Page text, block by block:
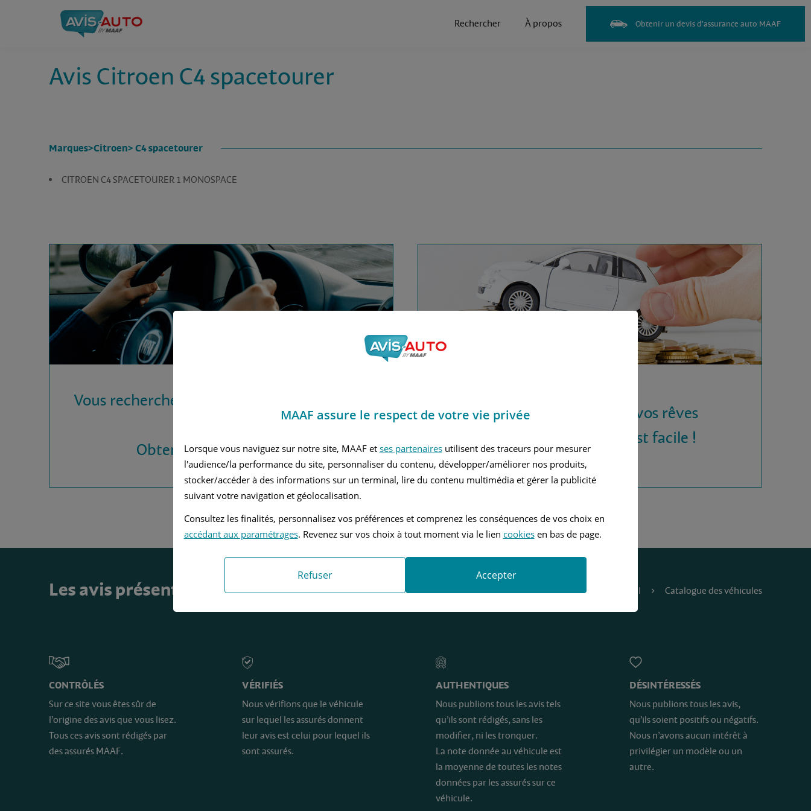
Rechercher À propos Obtenir un devis d'assurance auto MAAF
Avis Citroen C4 spacetourer
Marques>Citroen> C4 spacetourer
CITROEN C4 SPACETOURER 1 MONOSPACE
Vous recherchez une assurance automobile
Obtenez vos devis MAAF
Financez la voiture de vos rêves
Avec le crédit auto, c'est facile !
Les avis présents sur ce site sont… Accueil Catalogue des véhicules
CONTRÔLÉS
Sur ce site vous êtes sûr de
l’origine des avis que vous lisez.
Tous ces avis sont rédigés par
des assurés MAAF.
VÉRIFIÉS
Nous vérifions que le véhicule
sur lequel les assurés donnent
leur avis est celui pour lequel ils
sont assurés.
AUTHENTIQUES
Nous publions tous les avis tels
qu’ils sont rédigés, sans les
modifier, ni les tronquer.
La note donnée au véhicule est
la moyenne de toutes les notes
données par les assurés sur ce
véhicule.
DÉSINTÉRESSÉS
Nous publions tous les avis,
qu’ils soient positifs ou négatifs.
Nous n’avons aucun intérêt à
privilégier un modèle ou un
autre.
MAAF assure le respect de votre vie privée
Lorsque vous naviguez sur notre site, MAAF et ses partenairesutilisent des traceurs pour mesurer
l'audience/la performance du site, personnaliser du contenu, développer/améliorer nos produits,
stocker/accéder à des informations sur un terminal, lire du contenu multimédia et gérer la publicité
suivant votre navigation et géolocalisation.
Consultez les finalités, personnalisez vos préférences et comprenez les conséquences de vos choix en
accédant aux paramétrages. Revenez sur vos choix à tout moment via le lien cookiesen bas de page.
Refuser Accepter